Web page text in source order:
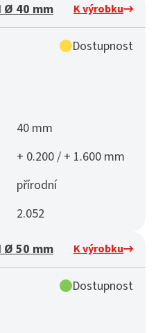
Ø 40 mm K výrobku
Dostupnost
40 mm
+ 0.200 / + 1.600 mm
přírodní
2.052
Ø 50 mm K výrobku
Dostupnost